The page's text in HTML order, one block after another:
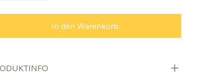
In den Warenkorb